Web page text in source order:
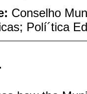
Conselho
Polí´tica